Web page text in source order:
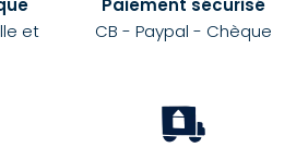
et
Paiement sécurisé
CB - Paypal - Chèque